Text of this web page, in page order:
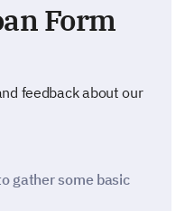
Form
feedback about our
gather some basic